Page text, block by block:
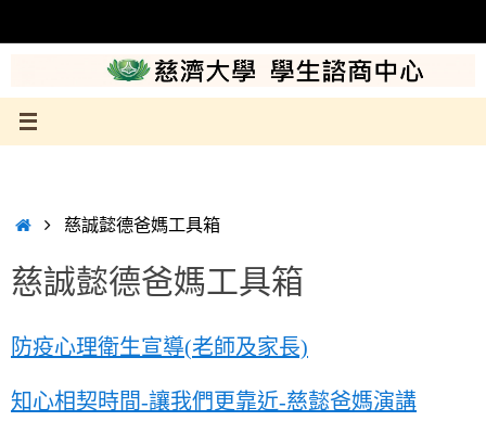
to
Home慈誠懿德爸媽工具箱
慈誠懿德爸媽工具箱
防疫心理衛生宣導(老師及家長)
知心相契時間-讓我們更靠近-慈懿爸媽演講